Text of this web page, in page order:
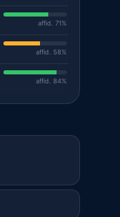
affid. 71%
affid. 58%
affid. 84%